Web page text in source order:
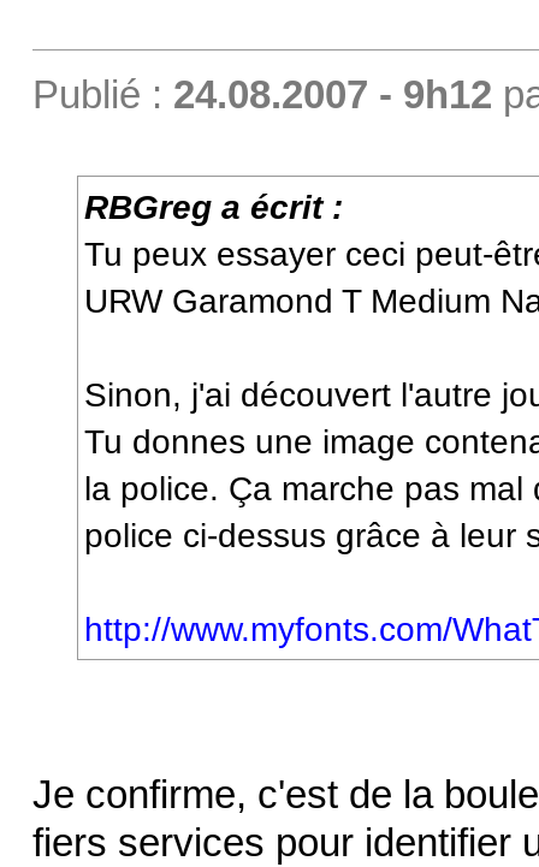
Publié : 24.08.2007 - 9h12
RBGreg a écrit :
Tu peux essayer ceci peut-
URW Garamond T Medium
Sinon, j'ai découvert l'autre
Tu donnes une image
la police. Ça marche pas
police ci-dessus grâce à leur
http://www.myfonts.com/
Je confirme, c'est de la
fiers services pour identifier